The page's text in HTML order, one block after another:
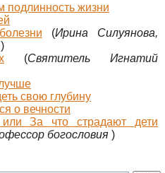
подлинность жизни
(Ирина Силуянова,
)
(Святитель Игнатий
свою глубину
о вечности
За что страдают дети
богословия )